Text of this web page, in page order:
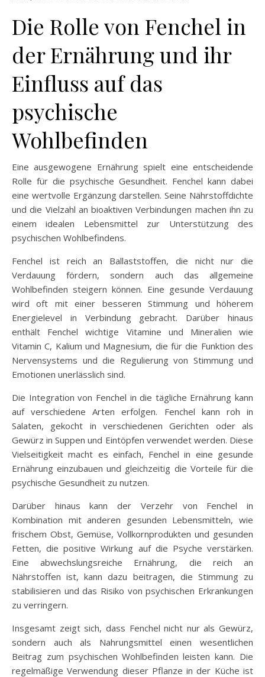
Die Rolle von Fenchel in
der Ernährung und ihr
Einfluss auf das
psychische
Wohlbefinden
Eine ausgewogene Ernährung spielt eine entscheidende
Rolle für die psychische Gesundheit. Fenchel kann dabei
eine wertvolle Ergänzung darstellen. Seine Nährstoffdichte
und die Vielzahl an bioaktiven Verbindungen machen ihn zu
einem idealen Lebensmittel zur Unterstützung des
psychischen Wohlbefindens.
Fenchel ist reich an Ballaststoffen, die nicht nur die
Verdauung fördern, sondern auch das allgemeine
Wohlbefinden steigern können. Eine gesunde Verdauung
wird oft mit einer besseren Stimmung und höherem
Energielevel in Verbindung gebracht. Darüber hinaus
enthält Fenchel wichtige Vitamine und Mineralien wie
Vitamin C, Kalium und Magnesium, die für die Funktion des
Nervensystems und die Regulierung von Stimmung und
Emotionen unerlässlich sind.
Die Integration von Fenchel in die tägliche Ernährung kann
auf verschiedene Arten erfolgen. Fenchel kann roh in
Salaten, gekocht in verschiedenen Gerichten oder als
Gewürz in Suppen und Eintöpfen verwendet werden. Diese
Vielseitigkeit macht es einfach, Fenchel in eine gesunde
Ernährung einzubauen und gleichzeitig die Vorteile für die
psychische Gesundheit zu nutzen.
Darüber hinaus kann der Verzehr von Fenchel in
Kombination mit anderen gesunden Lebensmitteln, wie
frischem Obst, Gemüse, Vollkornprodukten und gesunden
Fetten, die positive Wirkung auf die Psyche verstärken.
Eine abwechslungsreiche Ernährung, die reich an
Nährstoffen ist, kann dazu beitragen, die Stimmung zu
stabilisieren und das Risiko von psychischen Erkrankungen
zu verringern.
Insgesamt zeigt sich, dass Fenchel nicht nur als Gewürz,
sondern auch als Nahrungsmittel einen wesentlichen
Beitrag zum psychischen Wohlbefinden leisten kann. Die
regelmäßige Verwendung dieser Pflanze in der Küche ist